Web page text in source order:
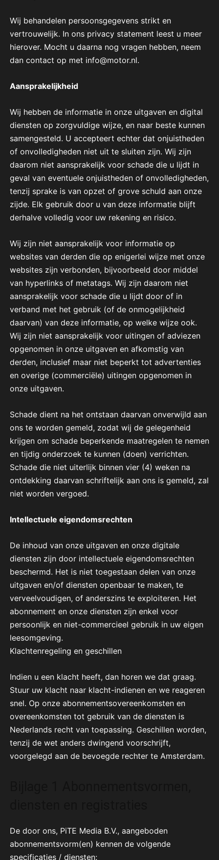
Wij behandelen persoonsgegevens strikt en
vertrouwelijk. In ons privacy statement leest u meer
hierover. Mocht u daarna nog vragen hebben, neem
dan contact op met info@motor.nl.
Aansprakelijkheid
Wij hebben de informatie in onze uitgaven en digital
diensten op zorgvuldige wijze, en naar beste kunnen
samengesteld. U accepteert echter dat onjuistheden
of onvolledigheden niet uit te sluiten zijn. Wij zijn
daarom niet aansprakelijk voor schade die u lijdt in
geval van eventuele onjuistheden of onvolledigheden,
tenzij sprake is van opzet of grove schuld aan onze
zijde. Elk gebruik door u van deze informatie blijft
derhalve volledig voor uw rekening en risico.
Wij zijn niet aansprakelijk voor informatie op
websites van derden die op enigerlei wijze met onze
websites zijn verbonden, bijvoorbeeld door middel
van hyperlinks of metatags. Wij zijn daarom niet
aansprakelijk voor schade die u lijdt door of in
verband met het gebruik (of de onmogelijkheid
daarvan) van deze informatie, op welke wijze ook.
Wij zijn niet aansprakelijk voor uitingen of adviezen
opgenomen in onze uitgaven en afkomstig van
derden, inclusief maar niet beperkt tot advertenties
en overige (commerciële) uitingen opgenomen in
onze uitgaven.
Schade dient na het ontstaan daarvan onverwijld aan
ons te worden gemeld, zodat wij de gelegenheid
krijgen om schade beperkende maatregelen te nemen
en tijdig onderzoek te kunnen (doen) verrichten.
Schade die niet uiterlijk binnen vier (4) weken na
ontdekking daarvan schriftelijk aan ons is gemeld, zal
niet worden vergoed.
Intellectuele eigendomsrechten
De inhoud van onze uitgaven en onze digitale
diensten zijn door intellectuele eigendomsrechten
beschermd. Het is niet toegestaan delen van onze
uitgaven en/of diensten openbaar te maken, te
verveelvoudigen, of anderszins te exploiteren. Het
abonnement en onze diensten zijn enkel voor
persoonlijk en niet-commercieel gebruik in uw eigen
leesomgeving.
Klachtenregeling en geschillen
Indien u een klacht heeft, dan horen we dat graag.
Stuur uw klacht naar klacht-indienen en we reageren
snel. Op onze abonnementsovereenkomsten en
overeenkomsten tot gebruik van de diensten is
Nederlands recht van toepassing. Geschillen worden,
tenzij de wet anders dwingend voorschrijft,
voorgelegd aan de bevoegde rechter te Amsterdam.
De door ons, PiTE Media B.V., aangeboden
abonnementsvorm(en) kennen de volgende
specificaties / diensten: